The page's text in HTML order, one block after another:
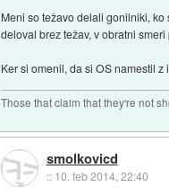
Meni so težavo delali gonilniki,
deloval brez težav, v obratni
Ker si omenil, da si OS namestil
Those that claim that they're not
smolkovicd
:: 10. feb 2014, 22:40